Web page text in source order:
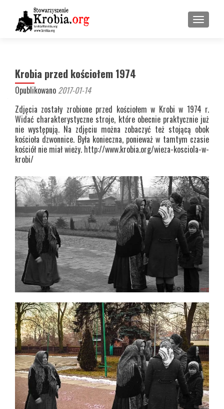
Krobia przed kościołem 1974
Opublikowano2017-01-14
Zdjęcia zostały zrobione przed kościołem w Krobi w 1974 r.
Widać charakterystyczne stroje, które obecnie praktycznie już
nie występują. Na zdjęciu można zobaczyć też stojącą obok
kościoła dzwonnice. Była konieczna, ponieważ w tamtym czasie
kościół nie miał wieży. http://www.krobia.org/wieza-kosciola-w-
krobi/